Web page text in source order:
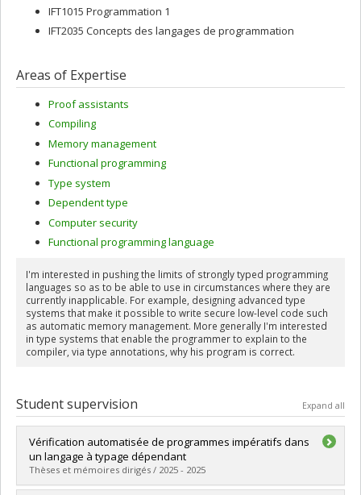
IFT1015 Programmation 1
IFT2035 Concepts des langages de programmation
Areas of Expertise
Proof assistants
Compiling
Memory management
Functional programming
Type system
Dependent type
Computer security
Functional programming language
I'm interested in pushing the limits of strongly typed programming
languages so as to be able to use in circumstances where they are
currently inapplicable. For example, designing advanced type
systems that make it possible to write secure low-level code such
as automatic memory management. More generally I'm interested
in type systems that enable the programmer to explain to the
compiler, via type annotations, why his program is correct.
Student supervision Expand all
Vérification automatisée de programmes impératifs dans
un langage à typage dépendant
Thèses et mémoires dirigés / 2025 - 2025